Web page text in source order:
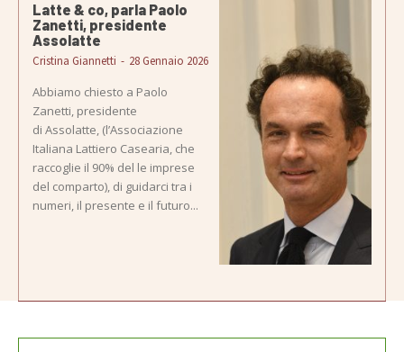
Latte & co, parla Paolo
Zanetti, presidente
Assolatte
Cristina Giannetti - 28 Gennaio 2026
Abbiamo chiesto a Paolo
Zanetti, presidente
di Assolatte, (l’Associazione
Italiana Lattiero Casearia, che
raccoglie il 90% del le imprese
del comparto), di guidarci tra i
numeri, il presente e il futuro...